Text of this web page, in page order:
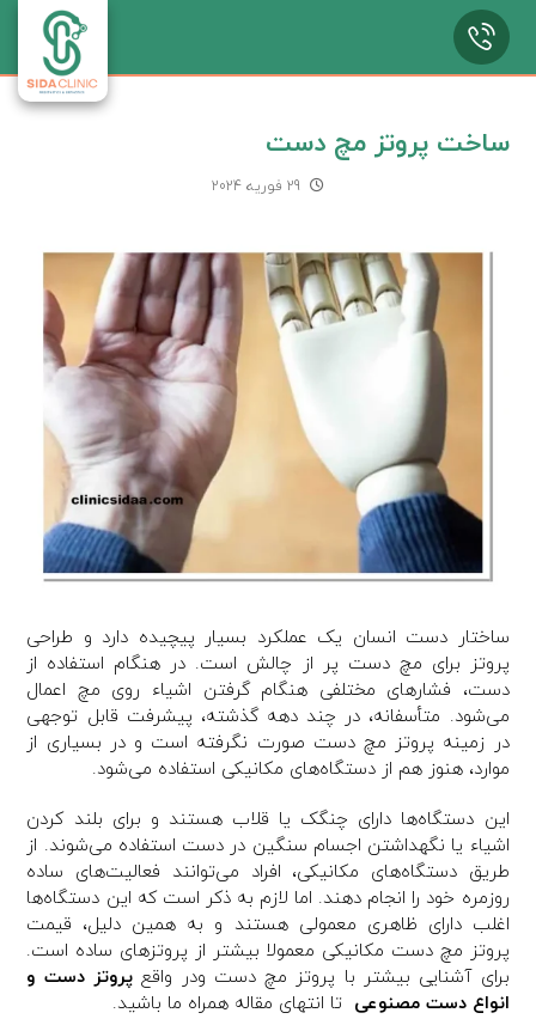
ساخت پروتز مچ دست
29 فوریه 2024
ساختار دست انسان یک عملکرد بسیار پیچیده دارد و طراحی
پروتز برای مچ دست پر از چالش است. در هنگام استفاده از
دست، فشارهای مختلفی هنگام گرفتن اشیاء روی مچ اعمال
می‌شود. متأسفانه، در چند دهه گذشته، پیشرفت قابل توجهی
در زمینه پروتز مچ دست صورت نگرفته است و در بسیاری از
موارد، هنوز هم از دستگاه‌های مکانیکی استفاده می‌شود.
این دستگاه‌ها دارای چنگک یا قلاب هستند و برای بلند کردن
اشیاء یا نگهداشتن اجسام سنگین در دست استفاده می‌شوند. از
طریق دستگاه‌های مکانیکی، افراد می‌توانند فعالیت‌های ساده
روزمره خود را انجام دهند. اما لازم به ذکر است که این دستگاه‌ها
اغلب دارای ظاهری معمولی هستند و به همین دلیل، قیمت
پروتز مچ دست مکانیکی معمولا بیشتر از پروتزهای ساده است.
برای آشنایی بیشتر با پروتز مچ دست ودر واقع پروتز دست و
انواع دست مصنوعی تا انتهای مقاله همراه ما باشید.